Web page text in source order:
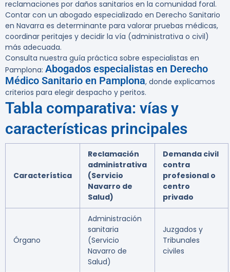
reclamaciones por daños sanitarios en la comunidad foral.
Contar con un abogado especializado en Derecho Sanitario
en Navarra es determinante para valorar pruebas médicas,
coordinar peritajes y decidir la vía (administrativa o civil)
más adecuada.
Consulta nuestra guía práctica sobre especialistas en
Pamplona: Abogados especialistas en Derecho
Médico Sanitario en Pamplona, donde explicamos
criterios para elegir despacho y peritos.
Tabla comparativa: vías y
características principales
Característica
Reclamación
administrativa
(Servicio
Navarro de
Salud)
Demanda civil
contra
profesional o
centro
privado
Órgano
Administración
sanitaria
(Servicio
Navarro de
Salud)
Juzgados y
Tribunales
civiles